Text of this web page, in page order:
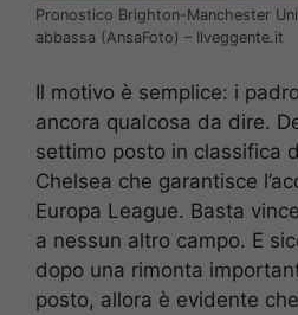
Pronostico Brighton-Manchester
abbassa (AnsaFoto) – Ilveggente.it
Il motivo è semplice: i
ancora qualcosa da dire.
settimo posto in classifica
Chelsea che garantisce
Europa League. Basta
a nessun altro campo. E
dopo una rimonta
posto, allora è evidente